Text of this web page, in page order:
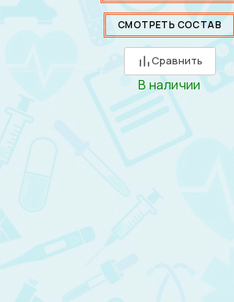
СМОТРЕТЬ СОСТАВ
Сравнить
В наличии